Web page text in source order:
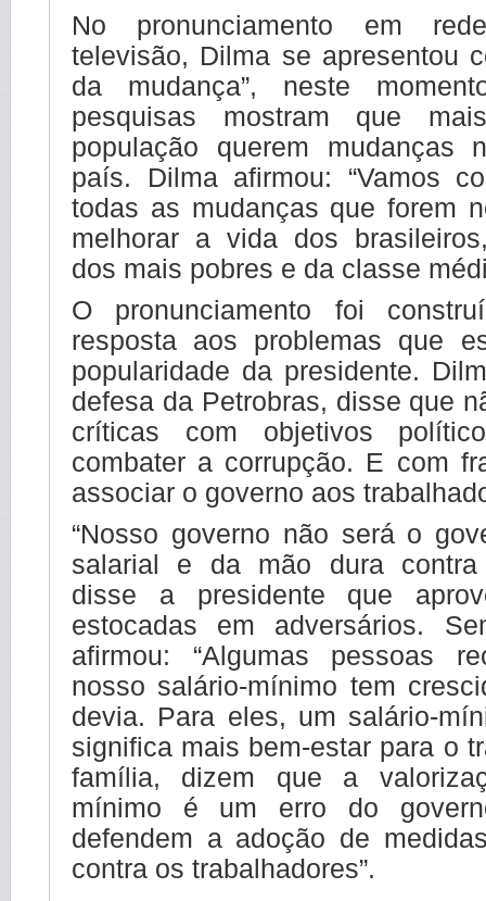
No pronunciamento em
televisão, Dilma se apresentou
da mudança”, neste
pesquisas mostram que
população querem mudanças
país. Dilma afirmou: “Vamos
todas as mudanças que forem
melhorar a vida dos
dos mais pobres e da classe
O pronunciamento foi
resposta aos problemas que
popularidade da presidente.
defesa da Petrobras, disse que
críticas com objetivos
combater a corrupção. E com
associar o governo aos
“Nosso governo não será o
salarial e da mão dura contra
disse a presidente que
estocadas em adversários.
afirmou: “Algumas pessoas
nosso salário-mínimo tem
devia. Para eles, um salário-
significa mais bem-estar para o
família, dizem que a
mínimo é um erro do
defendem a adoção de
contra os trabalhadores”.